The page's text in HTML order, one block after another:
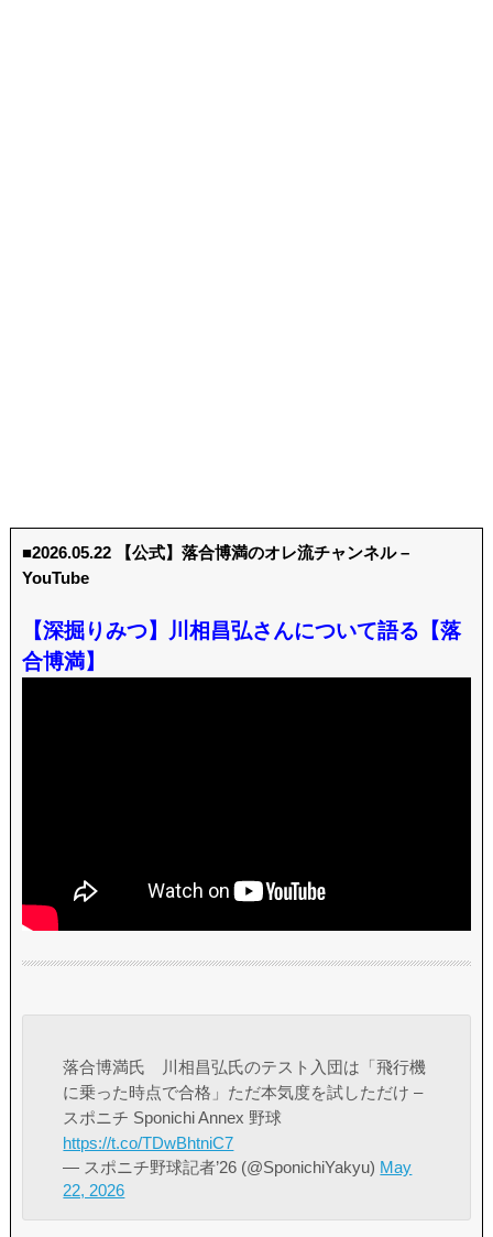
■2026.05.22 【公式】落合博満のオレ流チャンネル –
YouTube
【深掘りみつ】川相昌弘さんについて語る【落
合博満】
落合博満氏 川相昌弘氏のテスト入団は「飛行機
に乗った時点で合格」ただ本気度を試しただけ –
スポニチ Sponichi Annex 野球
https://t.co/TDwBhtniC7
— スポニチ野球記者’26 (@SponichiYakyu) May
22, 2026